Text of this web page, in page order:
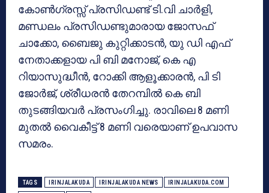
കോൺഗ്രസ്സ് പ്രസിഡണ്ട് ടി.വി ചാർളി,
മണ്ഡലം പ്രസിഡണ്ടുമാരായ ജോസഫ്
ചാക്കോ, ബൈജു കുറ്റിക്കാടൻ, യു ഡി എഫ്
നേതാക്കളായ പി ബി മനോജ്, കെ എ
റിയാസുദ്ധീൻ, റോക്കി ആളൂക്കാരൻ, പി ടി
ജോർജ്, ശ്രീധരൻ തേറമ്പിൽ കെ ബി
തുടങ്ങിയവർ പ്രസംഗിച്ചു. രാവിലെ 8 മണി
മുതൽ വൈകീട്ട് 8 മണി വരെയാണ് ഉപവാസ
സമരം.
TAGS IRINJALAKUDA IRINJALAKUDA NEWS IRINJALAKUDA.COM